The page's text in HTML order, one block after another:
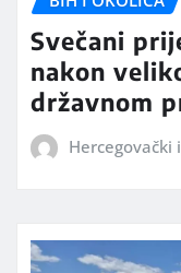
Svečani
nakon
državnom
Hercegovački